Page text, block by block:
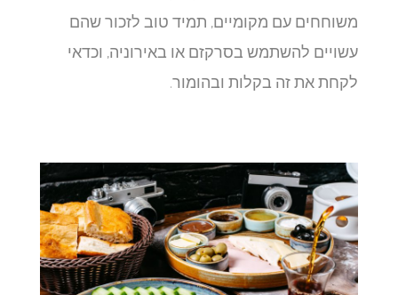
משוחחים עם מקומיים, תמיד טוב לזכור שהם
עשויים להשתמש בסרקזם או באירוניה, וכדאי
לקחת את זה בקלות ובהומור.